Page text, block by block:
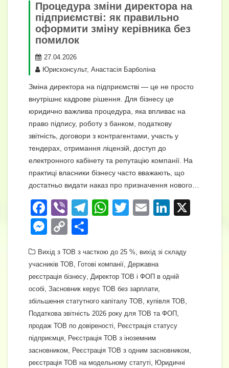
Процедура зміни директора на
підприємстві: як правильно
оформити зміну керівника без
помилок
27.04.2026
Юрисконсульт, Анастасія Барболіна
Зміна директора на підприємстві — це не просто
внутрішнє кадрове рішення. Для бізнесу це
юридично важлива процедура, яка впливає на
право підпису, роботу з банком, податкову
звітність, договори з контрагентами, участь у
тендерах, отримання ліцензій, доступ до
електронного кабінету та репутацію компанії. На
практиці власники бізнесу часто вважають, що
достатньо видати наказ про призначення нового…
F
a
c
e
b
o
o
k
Vi
b
er
T
gr
a
m
W
s
A
p
p
T
er
E
Li
e
dI
M
ss
e
n
g
er
C
p
y
Li
n
k
ді
л
и
т
и
с
я
Вихід з ТОВ з часткою до 25 %, вихід зі складу
учасників ТОВ, Готові компанії, Державна
реєстрація бізнесу, Директор ТОВ і ФОП в одній
особі, Засновник керує ТОВ без зарплати,
збільшення статутного капіталу ТОВ, купівля ТОВ,
Податкова звітність 2026 року для ТОВ та ФОП ,
продаж ТОВ по довіреності, Реєстрація статусу
підприємця, Реєстрація ТОВ з іноземним
засновником, Реєстрація ТОВ з одним засновником,
реєстрація ТОВ на модельному статуті, Юридичні